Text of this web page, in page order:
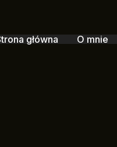
główna O mnie